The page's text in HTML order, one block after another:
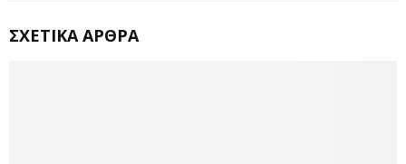
ΣΧΕΤΙΚΆ ΆΡΘΡΑ